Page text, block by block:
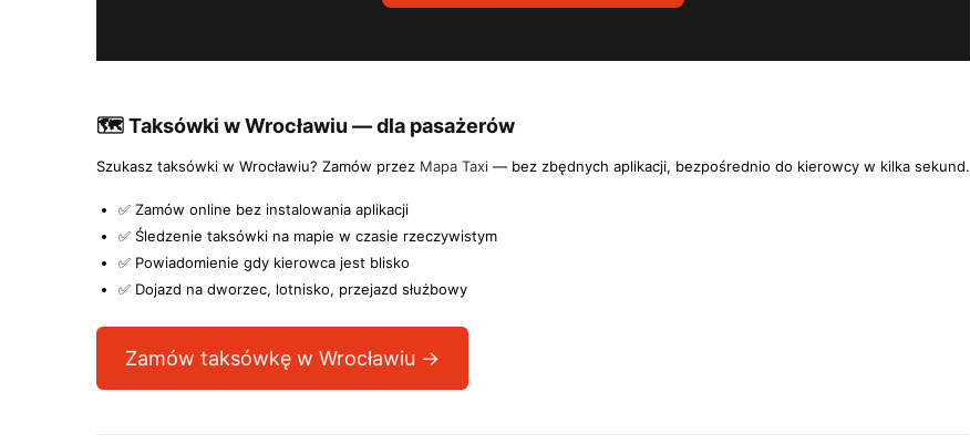
🗺️ Taksówki w Wrocławiu — dla pasażerów
Szukasz taksówki w Wrocławiu? Zamów przez Mapa Taxi — bez zbędnych aplikacji, bezpośrednio do kierowcy w kilka sekund.
✅ Zamów online bez instalowania aplikacji
✅ Śledzenie taksówki na mapie w czasie rzeczywistym
✅ Powiadomienie gdy kierowca jest blisko
✅ Dojazd na dworzec, lotnisko, przejazd służbowy
Zamów taksówkę w Wrocławiu →